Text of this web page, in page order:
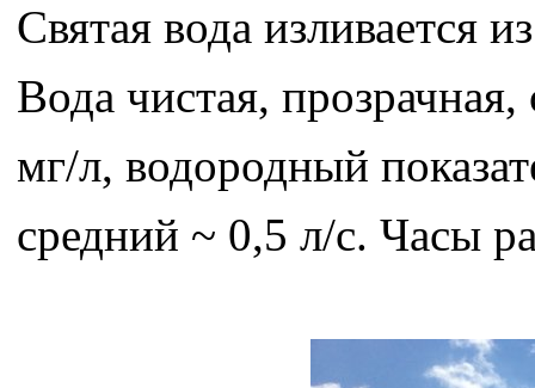
Святая вода изливается
Вода чистая,
мг/л, водородный
средний ~ 0,5 л/с. Часы